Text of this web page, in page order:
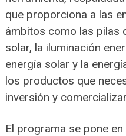
que proporciona a las
ámbitos como las pilas
solar, la iluminación
energía solar y la
los productos que
inversión y
El programa se pone